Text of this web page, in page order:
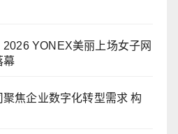
YONEX美丽上场女子网
幕
焦企业数字化转型需求 构